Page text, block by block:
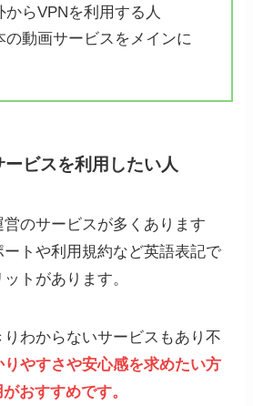
からVPNを利用する人
の動画サービスをメインに
ービスを利用したい人
のサービスが多くあります
トや利用規約など英語表記で
トがあります。
わからないサービスもあり不
りやすさや安心感を求めたい方
がおすすめです。